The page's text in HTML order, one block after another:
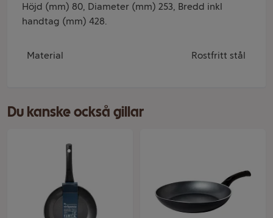
Höjd (mm) 80, Diameter (mm) 253, Bredd inkl
handtag (mm) 428.
Material Rostfritt stål
Du kanske också gillar